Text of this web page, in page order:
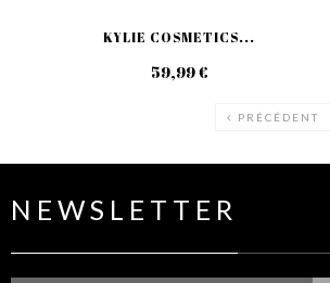
KYLIE COSMETICS...
59,99 €
PRÉCÉDENT
NEWSLETTER